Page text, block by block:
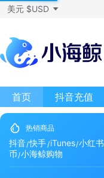
美元 $USD
首页 抖音充值
热销商品
抖音 快手 iTunes 小红书
币 小海鲸购物